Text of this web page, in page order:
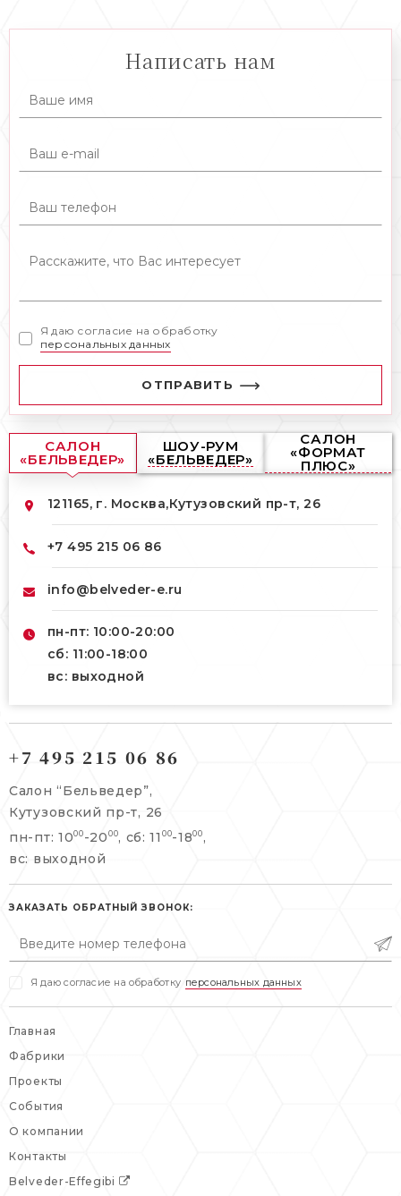
Написать нам
Я даю согласие на обработку
персональных данных
ОТПРАВИТЬ
САЛОН
«БЕЛЬВЕДЕР»
ШОУ-РУМ
«БЕЛЬВЕДЕР»
САЛОН
«ФОРМАТ
ПЛЮС»
121165, г. Москва,Кутузовский пр-т, 26
+7 495 215 06 86
info@belveder-e.ru
пн-пт: 10:00-20:00
сб: 11:00-18:00
вс: выходной
info@belveder-e.ru
пн-пт: 10:00-20:00
сб, вс: выходной
Берсеневский переулок, 3/10с7
+7 495 477 45 43
info@belveder-e.ru
пн-пт: 10:00-19:00
сб: выходной
+7 495 215 06 86
Салон “Бельведер”,
Кутузовский пр-т, 26
пн-пт: 1000 -20 00, сб: 11 00-1800 ,
вс: выходной
ЗАКАЗАТЬ ОБРАТНЫЙ ЗВОНОК:
Я даю согласие на обработку персональных данных
Главная
Фабрики
Проекты
События
О компании
Контакты
Belveder-Effegibi